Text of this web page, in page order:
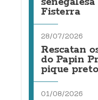
Fisterra
28/07/2026
Rescatan
do Papin
pique
01/08/2026